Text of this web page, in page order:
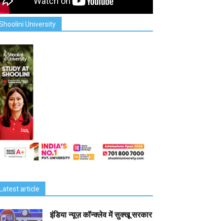
University
article
इंडिया न्यूज़ कॉन्क्लेव में सुक्खू सरकार